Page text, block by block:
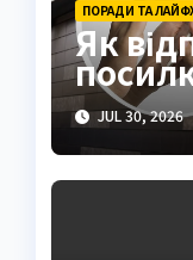
ПОРАДИ ТА
Як
JUL 30, 2026